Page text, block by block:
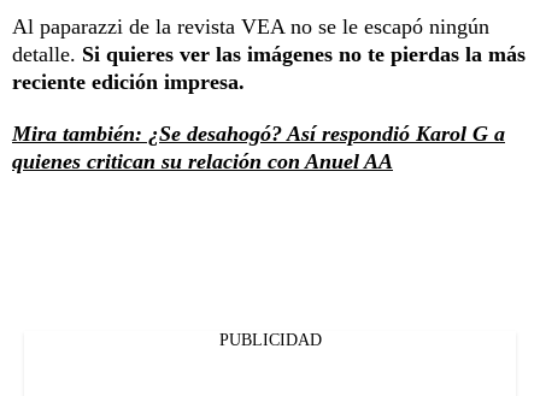
Al paparazzi de la revista VEA no se le escapó ningún
detalle. Si quieres ver las imágenes no te pierdas la más
reciente edición impresa.
Mira también: ¿Se desahogó? Así respondió Karol G a
quienes critican su relación con Anuel AA
PUBLICIDAD